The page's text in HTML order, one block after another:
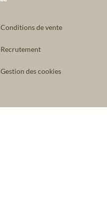
Conditions de vente
Recrutement
Gestion des cookies